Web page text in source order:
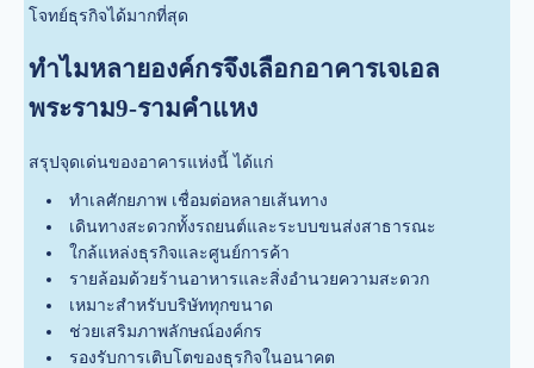
โจทย์ธุรกิจได้มากที่สุด
ทำไมหลายองค์กรจึงเลือกอาคารเจเอล
พระราม9-รามคำแหง
สรุปจุดเด่นของอาคารแห่งนี้ ได้แก่
ทำเลศักยภาพ เชื่อมต่อหลายเส้นทาง
เดินทางสะดวกทั้งรถยนต์และระบบขนส่งสาธารณะ
ใกล้แหล่งธุรกิจและศูนย์การค้า
รายล้อมด้วยร้านอาหารและสิ่งอำนวยความสะดวก
เหมาะสำหรับบริษัททุกขนาด
ช่วยเสริมภาพลักษณ์องค์กร
รองรับการเติบโตของธุรกิจในอนาคต